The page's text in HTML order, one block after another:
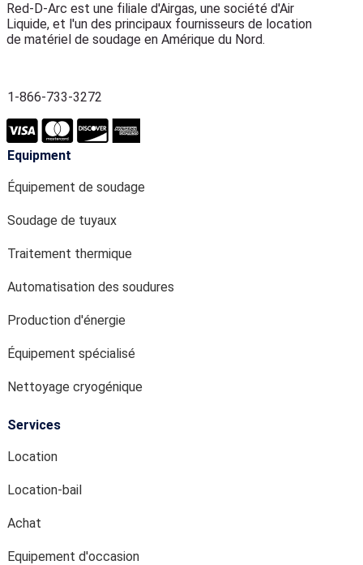
Red-D-Arc est une filiale d'Airgas, une société d'Air
Liquide, et l'un des principaux fournisseurs de location
de matériel de soudage en Amérique du Nord.
1-866-733-3272
Equipment
Équipement de soudage
Soudage de tuyaux
Traitement thermique
Automatisation des soudures
Production d'énergie
Équipement spécialisé
Nettoyage cryogénique
Services
Location
Location-bail
Achat
Equipement d'occasion